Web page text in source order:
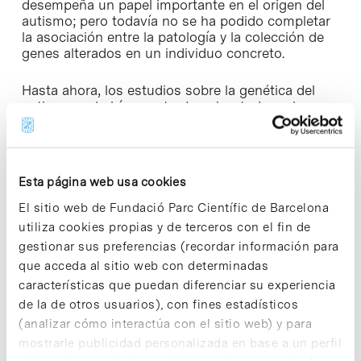
Esta página web usa cookies
El sitio web de Fundació Parc Científic de Barcelona
utiliza cookies propias y de terceros con el fin de
gestionar sus preferencias (recordar información para
que acceda al sitio web con determinadas
características que puedan diferenciar su experiencia
de la de otros usuarios), con fines estadísticos
(analizar cómo interactúa con el sitio web) y para
mostrarle publicidad personalizada en base a un perfil
desempeña un papel importante en el origen del
autismo; pero todavía no se ha podido completar
la asociación entre la patología y la colección de
genes alterados en un individuo concreto.
Hasta ahora, los estudios sobre la genética del
autismo se habían centrado sobre todo en las
mutaciones de novo —que aparecen en los hijos y
no están presentes en los progenitores— en
primer autor al experto Claudio Toma, aporta una
perspectiva innovadora en el estudio de la
genética de los TEA: «Hemos estudiado por
primera vez a escala genómica las mutaciones
que el padre o la madre han transmitido a los
hijos. En total, se ha estudiado un conjunto de
diez familias con dos o tres hijos afectados de
autismo cada una», detalla Bru Cormand.
La investigación se basa en la metodología de
secuenciación y análisis del exoma humano